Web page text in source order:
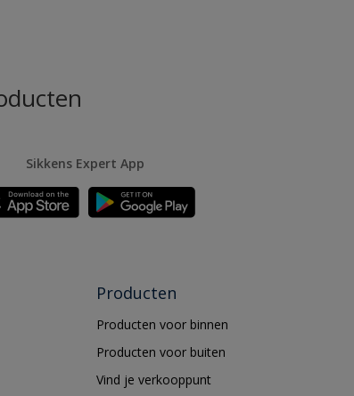
Sikkens Expert App
Producten
Producten voor binnen
Producten voor buiten
Vind je verkooppunt